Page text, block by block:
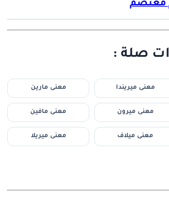
معتصم
صلة :
معنى ميريندا معنى مارين
معنى ميرون معنى مافين
معنى ميلاف معنى ميريلا